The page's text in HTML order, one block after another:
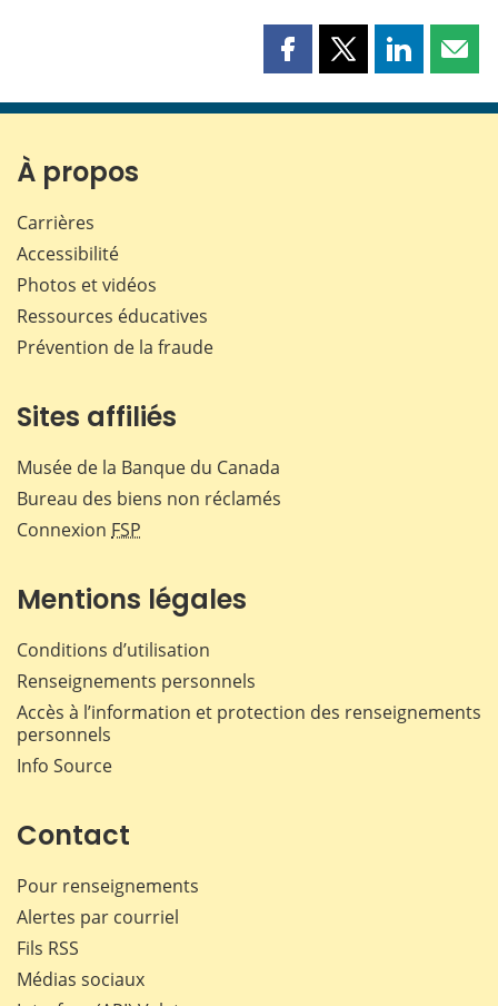
Partager
page
Partager
page
Partager
page page
À propos
Carrières
Accessibilité
Photos et vidéos
Ressources éducatives
Prévention de la fraude
Sites affiliés
Musée de la Banque du Canada
Bureau des biens non réclamés
Connexion FSP
Mentions légales
Conditions d’utilisation
Renseignements personnels
Accès à l’information et protection des renseignements
personnels
Info Source
Contact
Pour renseignements
Alertes par courriel
Fils RSS
Médias sociaux